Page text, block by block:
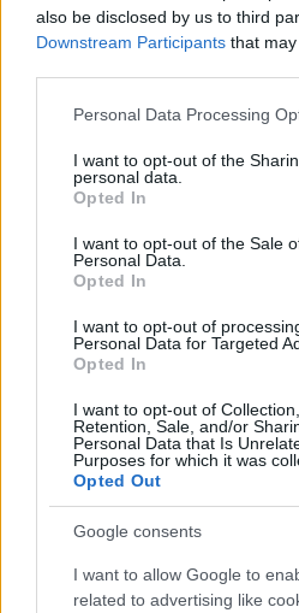
also be disclosed by us to third
Downstream Participants that
Please note that this website/app
not limited to your visit or usage
grant or deny consent to Google
use your data for below specified
consent section.
Personal Data Processing
I want to opt-out of the
personal data.
Opted In
I want to opt-out of the Sale
Personal Data.
Opted In
I want to opt-out of
Personal Data for Targeted
Opted In
I want to opt-out of
Retention, Sale, and/or
Personal Data that Is
Purposes for which it was
Opted Out
Google consents
I want to allow Google to
related to advertising like
Lucía Herrera · 6 Ago 2026
adolescente
Diego Martín · 6 Ago 2026